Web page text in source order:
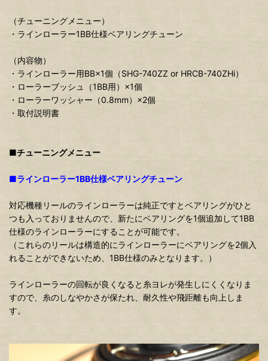
（チューニングメニュー）
・ラインローラー1BB仕様ベアリングチューン
（内容物）
・ラインローラー用BB×1個（SHG-740ZZ or HRCB-740ZHi）
・ローラーブッシュ（1BB用）×1個
・ローラーワッシャー（0.8mm）×2個
・取付説明書
■チューニングメニュー
■ラインローラー1BB仕様ベアリングチューン
対応機種リールのラインローラーは純正ですとベアリングがひと
つも入っておりませんので、新たにベアリングを1個追加して1BB
仕様のラインローラーにすることが可能です。
（これらのリールは構造的にラインローラーにベアリングを2個入
れることができないため、1BB仕様のみとなります。）
ラインローラーの回転が良くなると糸ヨレが発生しにくくなりま
すので、糸のしなやかさが保たれ、耐久性や飛距離も向上しま
す。